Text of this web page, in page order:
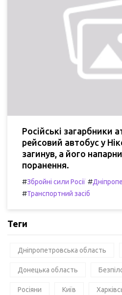
Російські загарбники
рейсовий автобус у
загинув, а його
поранення.
#Збройні сили Росії #
#Транспортний засіб
Теги
Дніпропетровська область
Донецька область
Росіяни Київ